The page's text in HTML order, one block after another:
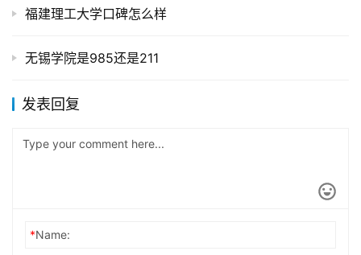
福建理工大学口碑怎么样
无锡学院是985还是211
发表回复
*Name: